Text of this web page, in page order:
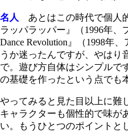
名人
あとはこの時代で個人
ラッパラッパー』（1996年、
Dance Revolution』（1998年
うか迷ったんですが、やはり
で。遊び方自体はシンプルで
の基礎を作ったという点でも
やってみると見た目以上に難
キャラクターも個性的で味が
い。もうひとつのポイントと